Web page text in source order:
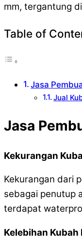
mm, tergantung
Table of
Jasa
Jual
Jasa
Kekurangan
Kekurangan dari
sebagai penutup
terdapat
Kelebihan